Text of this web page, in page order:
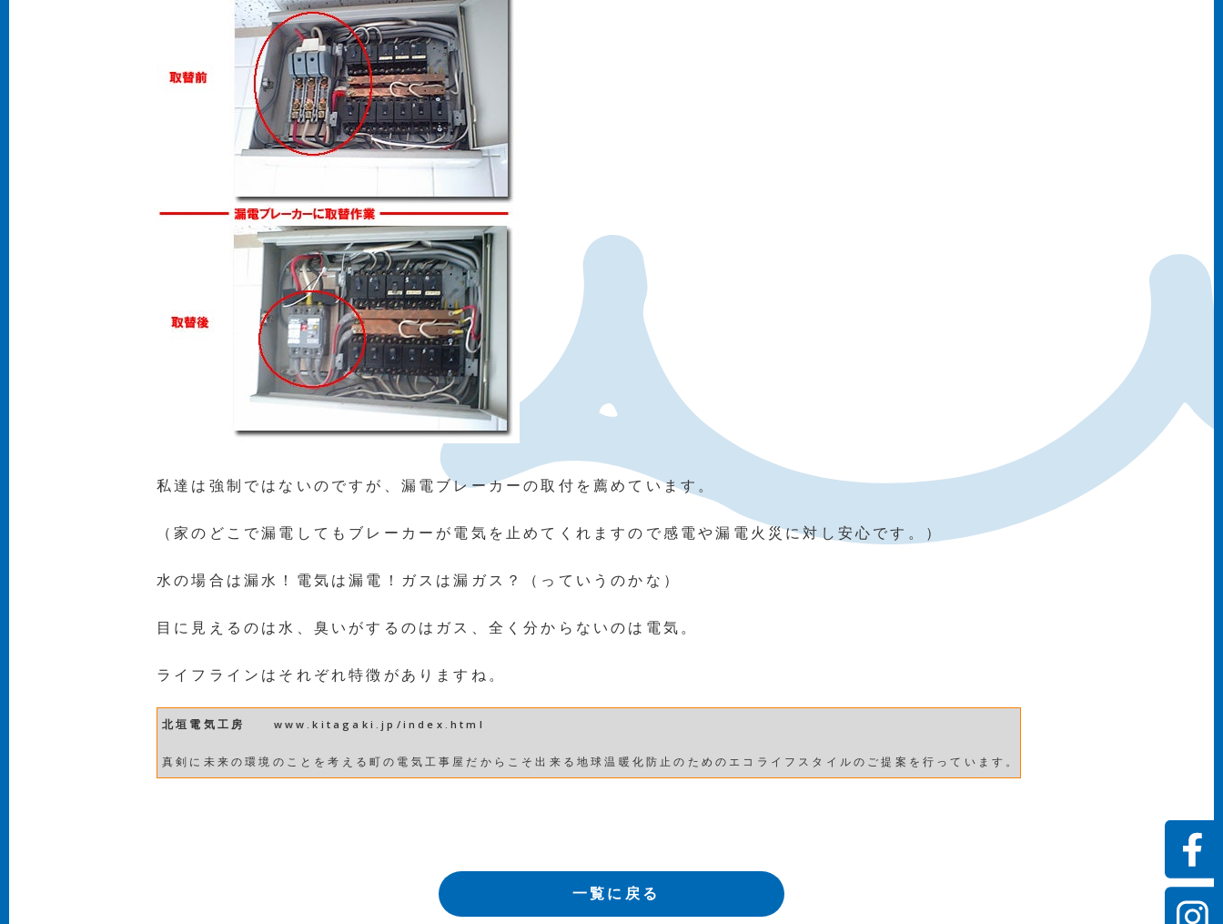
私達は強制ではないのですが、漏電ブレーカーの取付を薦めています。
（家のどこで漏電してもブレーカーが電気を止めてくれますので感電や漏電火災に対し安心です。）
水の場合は漏水！電気は漏電！ガスは漏ガス？（っていうのかな）
目に見えるのは水、臭いがするのはガス、全く分からないのは電気。
ライフラインはそれぞれ特徴がありますね。
北垣電気工房 www.kitagaki.jp/index.html
真剣に未来の環境のことを考える町の電気工事屋だからこそ出来る地球温暖化防止のためのエコライフスタイルのご提案を行っています。
一覧に戻る